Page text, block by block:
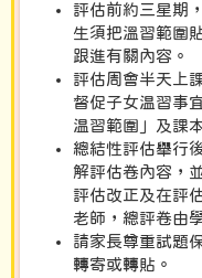
評估前約三星期
生須把溫習範圍
跟進有關內容。
評估周會半天上
督促子女温習事
温習範圍」及課
總結性評估舉行
解評估卷內容，
評估改正及在評
老師，總評卷由
請家長尊重試題
轉寄或轉貼。